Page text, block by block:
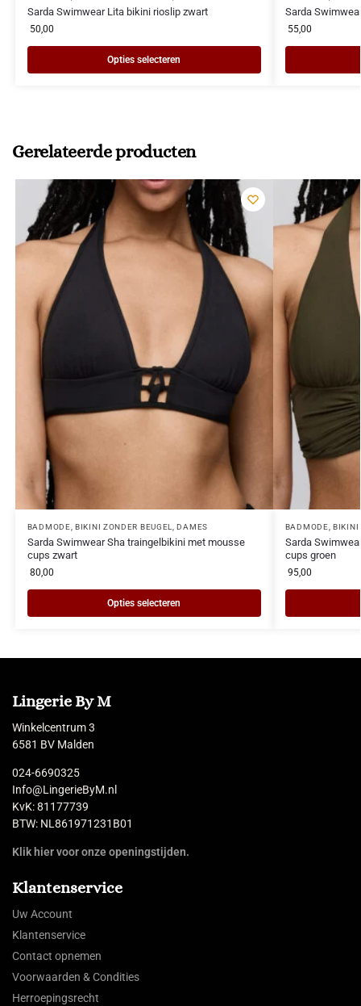
Sarda Swimwear Lita bikini rioslip zwart
50,00
Opties selecteren
Sarda
55,00
Gerelateerde producten
BADMODE, BIKINI ZONDER BEUGEL, DAMES
Sarda Swimwear Sha traingelbikini met mousse
cups zwart
80,00
Opties selecteren
BADMODE, BIKINI
Sarda
cups groen
95,00
Lingerie By M
Winkelcentrum 3
6581 BV Malden
024-6690325
Info@LingerieByM.nl
KvK: 81177739
BTW: NL861971231B01
Klik hier voor onze openingstijden.
Klantenservice
Uw Account
Klantenservice
Contact opnemen
Voorwaarden & Condities
Herroepingsrecht